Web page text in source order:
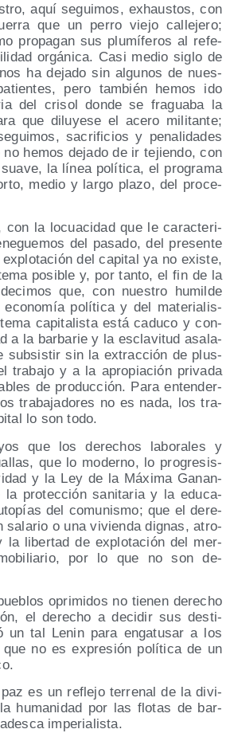
aquí segui­mos, exhaus­tos, con
que un perro vie­jo calle­je­ro;
pro­pa­gan sus plu­mí­fe­ros al refe­
orgá­ni­ca. Casi medio siglo de
ha deja­do sin algu­nos de nues­
pero tam­bién hemos ido
del cri­sol don­de se fra­gua­ba la
que dilu­ye­se el ace­ro mili­tan­te;
sacri­fi­cios y pena­li­da­des
hemos deja­do de ir tejien­do, con
la línea polí­ti­ca, el pro­gra­ma
medio y lar­go pla­zo, del pro­ce­
con la locua­ci­dad que le carac­te­ri­
del pasa­do, del pre­sen­te
del capi­tal ya no exis­te,
posi­ble y, por tan­to, el fin de la
que, con nues­tro humil­de
eco­no­mía polí­ti­ca y del mate­ria­lis­
capi­ta­lis­ta está cadu­co y con­
a la bar­ba­rie y la escla­vi­tud asa­la­
sub­sis­tir sin la extrac­ción de plus­
tra­ba­jo y a la apro­pia­ción pri­va­da
de pro­duc­ción. Para enten­der­
tra­ba­ja­do­res no es nada, los tra­
lo son todo.
que los dere­chos labo­ra­les y
que lo moderno, lo pro­gre­sis­
y la Ley de la Máxi­ma Ganan­
la pro­tec­ción sani­ta­ria y la edu­ca­
del comu­nis­mo; que el dere­
sala­rio o una vivien­da dig­nas, atro­
la liber­tad de explo­ta­ción del mer­
por lo que no son de-
opri­mi­dos no tie­nen dere­cho
el dere­cho a deci­dir sus des­ti­
un tal Lenin para enga­tu­sar a los
que no es expre­sión polí­ti­ca de un
es un refle­jo terre­nal de la divi­
huma­ni­dad por las flo­tas de bar­
imperialista.